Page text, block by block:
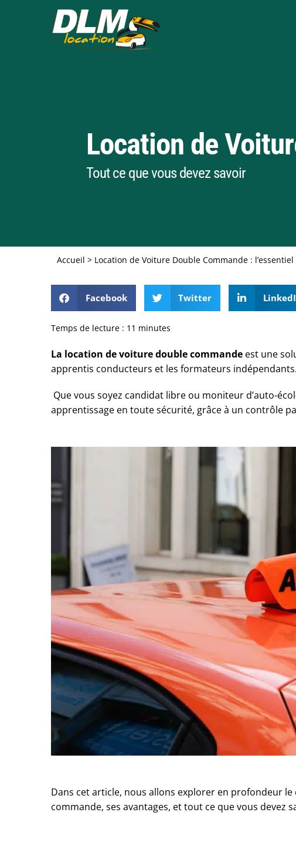
Location de
Tout ce que vous devez savoir
Accueil > Location de Voiture Double Commande :
Facebook Twitter
Temps de lecture : 11 minutes
La location de voiture double commande est une
apprentis conducteurs et les formateurs indépendants.
Que vous soyez candidat libre ou moniteur d’auto-
apprentissage en toute sécurité, grâce à un contrôle
Dans cet article, nous allons explorer en profondeur
commande, ses avantages, et tout ce que vous devez